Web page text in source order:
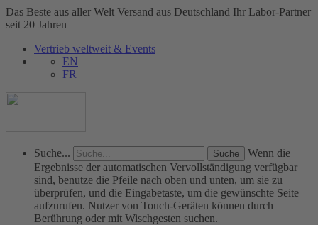
Das Beste aus aller Welt Versand aus Deutschland Ihr Labor-Partner
seit 20 Jahren
Vertrieb weltweit & Events
EN
FR
Suche...
Wenn die
Ergebnisse der automatischen Vervollständigung verfügbar
sind, benutze die Pfeile nach oben und unten, um sie zu
überprüfen, und die Eingabetaste, um die gewünschte Seite
aufzurufen. Nutzer von Touch-Geräten können durch
Berührung oder mit Wischgesten suchen.